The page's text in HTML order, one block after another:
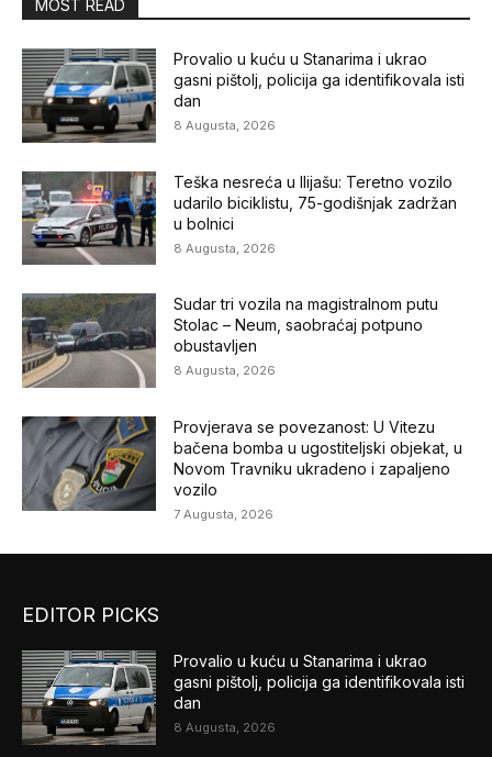
MOST READ
Provalio u kuću u Stanarima i ukrao
gasni pištolj, policija ga identifikovala isti
dan
8 Augusta, 2026
Teška nesreća u Ilijašu: Teretno vozilo
udarilo biciklistu, 75-godišnjak zadržan
u bolnici
8 Augusta, 2026
Sudar tri vozila na magistralnom putu
Stolac – Neum, saobraćaj potpuno
obustavljen
8 Augusta, 2026
Provjerava se povezanost: U Vitezu
bačena bomba u ugostiteljski objekat, u
Novom Travniku ukradeno i zapaljeno
vozilo
7 Augusta, 2026
EDITOR PICKS
Provalio u kuću u Stanarima i ukrao
gasni pištolj, policija ga identifikovala isti
dan
8 Augusta, 2026